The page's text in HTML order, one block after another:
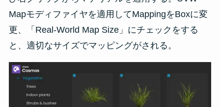
Mapモディファイヤを適用してMappingをBoxに変
更、「Real-World Map Size」にチェックをする
と、適切なサイズでマッピングがされる。